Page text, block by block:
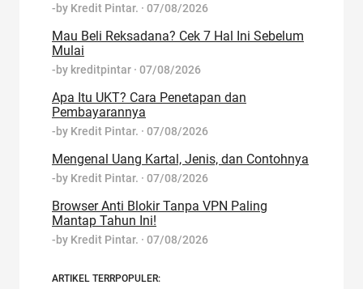
-by Kredit Pintar. · 07/08/2026
Mau Beli Reksadana? Cek 7 Hal Ini Sebelum
Mulai
-by kreditpintar · 07/08/2026
Apa Itu UKT? Cara Penetapan dan
Pembayarannya
-by Kredit Pintar. · 07/08/2026
Mengenal Uang Kartal, Jenis, dan Contohnya
-by Kredit Pintar. · 07/08/2026
Browser Anti Blokir Tanpa VPN Paling
Mantap Tahun Ini!
-by Kredit Pintar. · 07/08/2026
ARTIKEL TERRPOPULER: